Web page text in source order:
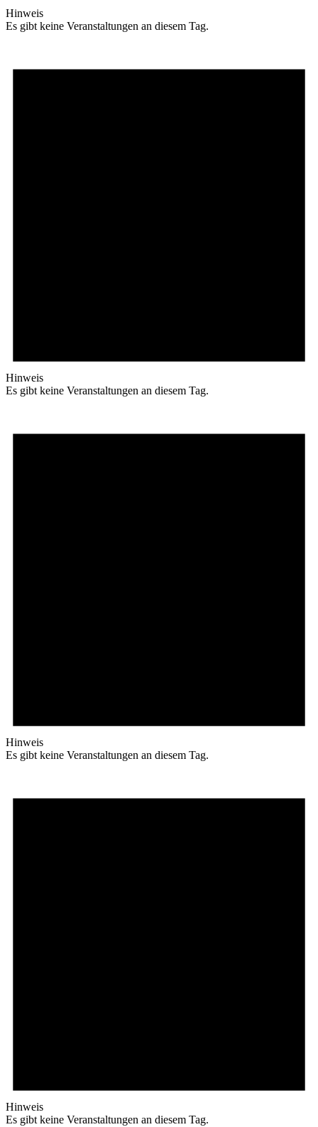
Hinweis
Es gibt keine Veranstaltungen an diesem Tag.
Hinweis
Es gibt keine Veranstaltungen an diesem Tag.
Hinweis
Es gibt keine Veranstaltungen an diesem Tag.
Hinweis
Es gibt keine Veranstaltungen an diesem Tag.